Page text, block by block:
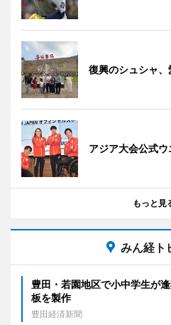
復興のシュシャ
アジア大会公式
もっと見
みん経ト
豊田・若園地区で小中学生が
板を製作
豊田経済新聞